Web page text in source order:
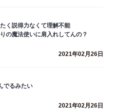
く説得力なくて理解不能
の魔法使いに肩入れしてんの？
2021年02月26日
でるみたい
2021年02月26日